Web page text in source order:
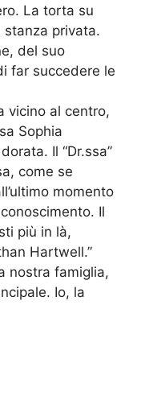
La torta su
stanza privata.
del suo
far succedere le
vicino al centro,
Sophia
Il “Dr.ssa”
come se
momento
Il
più in là,
Hartwell.”
nostra famiglia,
Io, la